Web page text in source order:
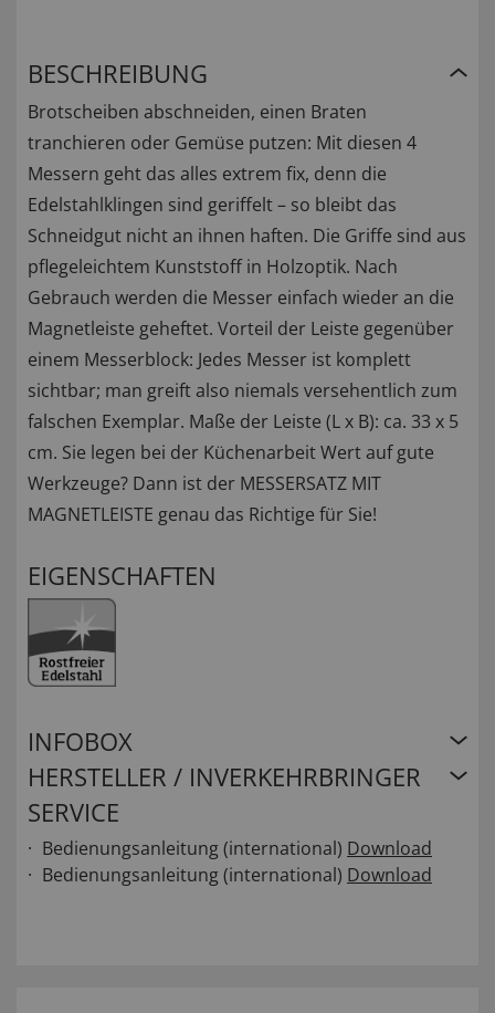
BESCHREIBUNG
Brotscheiben abschneiden, einen Braten
tranchieren oder Gemüse putzen: Mit diesen 4
Messern geht das alles extrem fix, denn die
Edelstahlklingen sind geriffelt – so bleibt das
Schneidgut nicht an ihnen haften. Die Griffe sind aus
pflegeleichtem Kunststoff in Holzoptik. Nach
Gebrauch werden die Messer einfach wieder an die
Magnetleiste geheftet. Vorteil der Leiste gegenüber
einem Messerblock: Jedes Messer ist komplett
sichtbar; man greift also niemals versehentlich zum
falschen Exemplar. Maße der Leiste (L x B): ca. 33 x 5
cm. Sie legen bei der Küchenarbeit Wert auf gute
Werkzeuge? Dann ist der MESSERSATZ MIT
MAGNETLEISTE genau das Richtige für Sie!
EIGENSCHAFTEN
INFOBOX
HERSTELLER / INVERKEHRBRINGER
SERVICE
Bedienungsanleitung (international) Download
Bedienungsanleitung (international) Download